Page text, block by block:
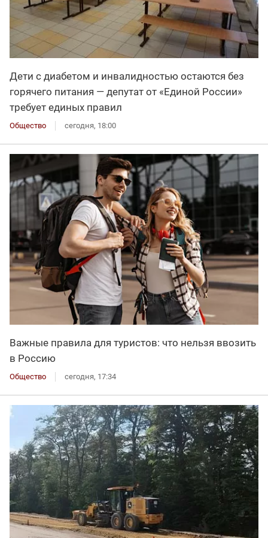
Дети с диабетом и инвалидностью остаются без
горячего питания — депутат от «Единой России»
требует единых правил
Общество сегодня, 18:00
Важные правила для туристов: что нельзя ввозить
в Россию
Общество сегодня, 17:34